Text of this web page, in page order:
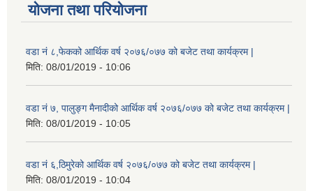
योजना तथा परियोजना
वडा नं ८,फेकको आर्थिक वर्ष २०७६/०७७ को बजेट तथा कार्यक्रम |
मिति: 08/01/2019 - 10:06
वडा नं ७, पालुङ्ग मैनादीको आर्थिक वर्ष २०७६/०७७ को बजेट तथा कार्यक्रम |
मिति: 08/01/2019 - 10:05
वडा नं ६,ठिमुरेको आर्थिक वर्ष २०७६/०७७ को बजेट तथा कार्यक्रम |
मिति: 08/01/2019 - 10:04